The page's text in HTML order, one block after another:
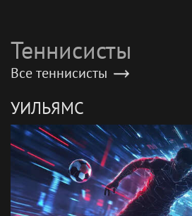
Теннисисты
Все теннисисты
УИЛЬЯМС